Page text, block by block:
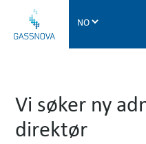
a
o
a
Vi søker ny
direktør